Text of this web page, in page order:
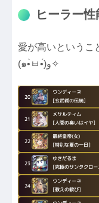
ヒーラー性
愛が高いというこ
(๑•̀ㅂ•́)و✧